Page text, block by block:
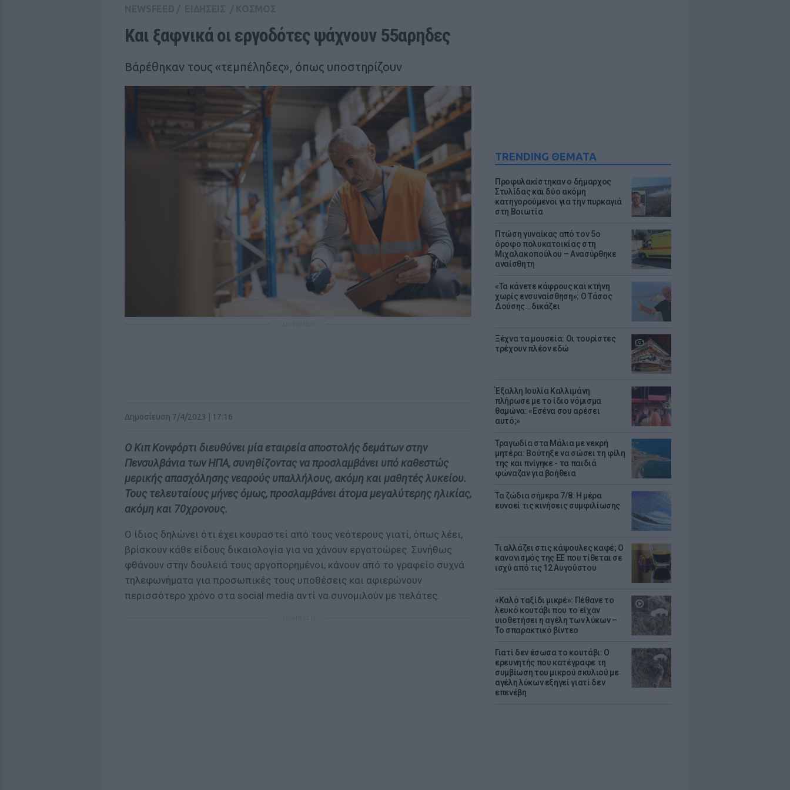
TRENDING ΘΕΜΑΤΑ
Προφυλακίστηκαν ο δήμαρχος
Στυλίδας και δύο ακόμη
κατηγορούμενοι για την πυρκαγιά
στη Βοιωτία
Πτώση γυναίκας από τον 5ο
όροφο πολυκατοικίας στη
Μιχαλακοπούλου – Ανασύρθηκε
αναίσθητη
«Τα κάνετε κάφρους και κτήνη
χωρίς ενσυναίσθηση»: Ο Τάσος
Δούσης...δικάζει
Ξέχνα τα μουσεία: Οι τουρίστες
τρέχουν πλέον εδώ
Έξαλλη Ιουλία Καλλιμάνη
πλήρωσε με το ίδιο νόμισμα
θαμώνα: «Εσένα σου αρέσει
αυτό;»
Τραγωδία στα Μάλια με νεκρή
μητέρα: Βούτηξε να σώσει τη φίλη
της και πνίγηκε - τα παιδιά
φώναζαν για βοήθεια
Τα ζώδια σήμερα 7/8: Η μέρα
ευνοεί τις κινήσεις συμφιλίωσης
Τι αλλάζει στις κάψουλες καφέ; Ο
κανονισμός της ΕΕ που τίθεται σε
ισχύ από τις 12 Αυγούστου
«Καλό ταξίδι μικρέ»: Πέθανε το
λευκό κουτάβι που το είχαν
υιοθετήσει η αγέλη των λύκων –
Το σπαρακτικό βίντεο
Γιατί δεν έσωσα το κουτάβι: Ο
ερευνητής που κατέγραφε τη
συμβίωση του μικρού σκυλιού με
αγέλη λύκων εξηγεί γιατί δεν
επενέβη
Και ξαφνικά οι εργοδότες ψάχνουν 55αρηδες
Βάρέθηκαν τους «τεμπέληδες», όπως υποστηρίζουν
Δημοσίευση 7/4/2023 | 17:16
Ο Kιπ Κονφόρτι διευθύνει μία εταιρεία αποστολής δεμάτων στην
Πενσυλβάνια των ΗΠΑ, συνηθίζοντας να προσλαμβάνει υπό καθεστώς
μερικής απασχόλησης νεαρούς υπαλλήλους, ακόμη και μαθητές λυκείου.
Τους τελευταίους μήνες όμως, προσλαμβάνει άτομα μεγαλύτερης ηλικίας,
ακόμη και 70χρονους.
Ο ίδιος δηλώνει ότι έχει κουραστεί από τους νεότερους γιατί, όπως λέει,
βρίσκουν κάθε είδους δικαιολογία για να χάνουν εργατοώρες. Συνήθως
φθάνουν στην δουλειά τους αργοπορημένοι, κάνουν από το γραφείο συχνά
τηλεφωνήματα για προσωπικές τους υποθέσεις και αφιερώνουν
περισσότερο χρόνο στα social media αντί να συνομιλούν με πελάτες.